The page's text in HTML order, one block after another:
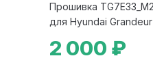
Прошивка
для Hyundai Grandeur
2 000 ₽